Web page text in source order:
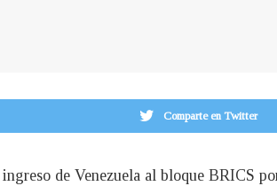
Comparte en Twitter
de Venezuela al bloque BRICS